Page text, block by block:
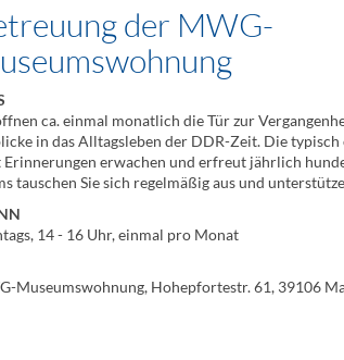
der MWG-
ca. einmal monatlich die Tür zur
in das Alltagsleben der DDR-Zeit. Die
Erinnerungen erwachen und erfreut jährlich
tauschen Sie sich regelmäßig aus und
14 - 16 Uhr, einmal pro Monat
Museumswohnung, Hohepfortestr. 61, 39106